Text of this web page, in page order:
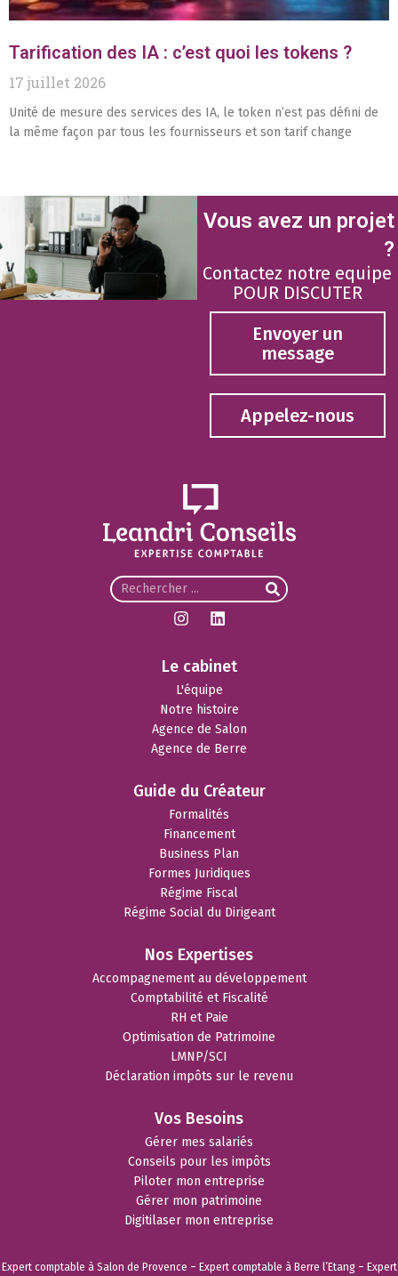
Tarification des IA : c’est quoi les tokens ?
17 juillet 2026
Unité de mesure des services des IA, le token n’est pas défini de
la même façon par tous les fournisseurs et son tarif change
Vous avez un projet
?
Contactez notre equipe
POUR DISCUTER
Envoyer un
message
Appelez-nous
Le cabinet
L'équipe
Notre histoire
Agence de Salon
Agence de Berre
Guide du Créateur
Formalités
Financement
Business Plan
Formes Juridiques
Régime Fiscal
Régime Social du Dirigeant
Nos Expertises
Accompagnement au développement
Comptabilité et Fiscalité
RH et Paie
Optimisation de Patrimoine
LMNP/SCI
Déclaration impôts sur le revenu
Vos Besoins
Gérer mes salariés
Conseils pour les impôts
Piloter mon entreprise
Gérer mon patrimoine
Digitilaser mon entreprise
Expert comptable à Salon de Provence – Expert comptable à Berre l’Etang– Expert